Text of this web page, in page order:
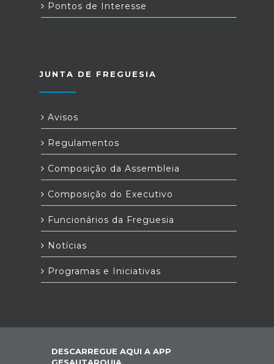
Pontos de Interesse
JUNTA DE FREGUESIA
Avisos
Regulamentos
Composição da Assembleia
Composição do Executivo
Funcionários da Freguesia
Notícias
Programas e Iniciativas
DESCARREGUE AQUI A APP